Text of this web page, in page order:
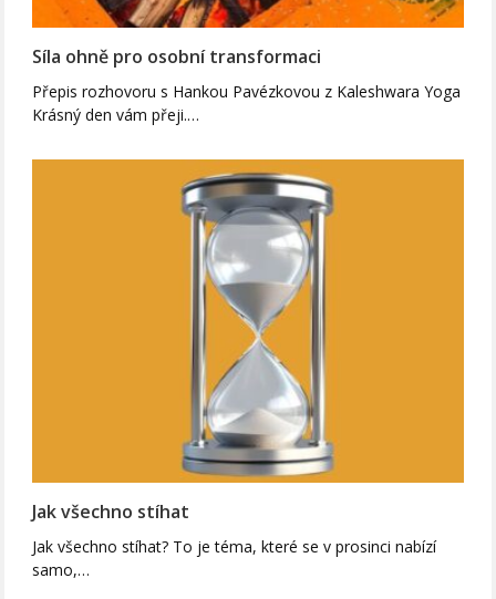
Síla ohně pro osobní transformaci
Přepis rozhovoru s Hankou Pavézkovou z Kaleshwara Yoga
Krásný den vám přeji.…
Jak všechno stíhat
Jak všechno stíhat? To je téma, které se v prosinci nabízí
samo,…